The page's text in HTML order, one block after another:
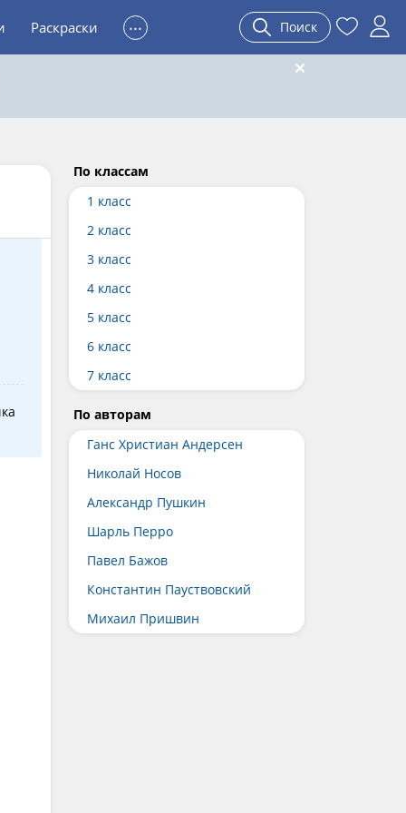
Раскраски ... Поиск
По классам
1 класс
2 класс
3 класс
4 класс
5 класс
6 класс
7 класс
По авторам
Ганс Христиан Андерсен
Николай Носов
Александр Пушкин
Шарль Перро
Павел Бажов
Константин Пауствовский
Михаил Пришвин